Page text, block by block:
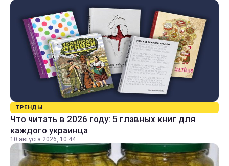
ТРЕНДЫ
Что читать в 2026 году: 5 главных книг для
каждого украинца
10 августа 2026, 10:44